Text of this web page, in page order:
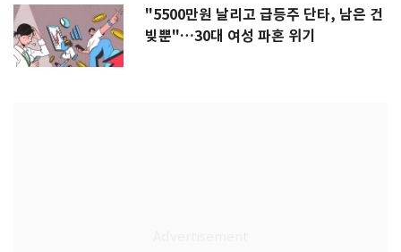
"5500만원 날리고 급등주 단타, 남은 건
빚뿐"…30대 여성 파혼 위기